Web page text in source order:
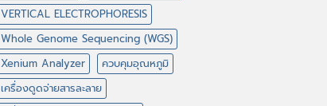
VERTICAL ELECTROPHORESIS
Whole Genome Sequencing (WGS)
Xenium Analyzer
ควบคุมอุณหภูมิ
เครื่องดูดจ่ายสารละลาย